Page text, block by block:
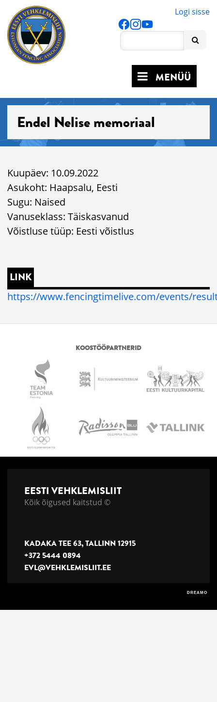
Logi sisse
MENÜÜ
Endel Nelise memoriaal
Kuupäev: 10.09.2022
Asukoht: Haapsalu, Eesti
Sugu: Naised
Vanuseklass: Täiskasvanud
Võistluse tüüp: Eesti võistlus
LINK
https://www.fencingtimelive.com/events/
KOOSTÖÖPARTNERID
EESTI VEHKLEMISLIIT
Kõik õigused kaitstud ©
KADAKA TEE 63, TALLINN 12915
+372 5444 0894
EVL@VEHKLEMISLIIT.EE
DREAMO